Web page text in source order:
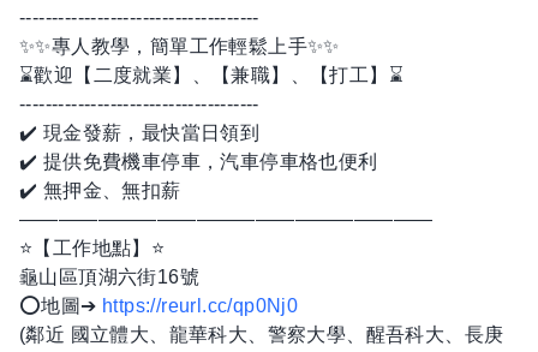
-------------------------------------
✨✨專人教學，簡單工作輕鬆上手✨✨
⌛歡迎【二度就業】、【兼職】、【打工】⌛
-------------------------------------
✔️ 現金發薪，最快當日領到
✔️ 提供免費機車停車，汽車停車格也便利
✔️ 無押金、無扣薪
—————————————————————
⭐️【工作地點】⭐️
龜山區頂湖六街16號
⭕地圖➔ https://reurl.cc/qp0Nj0
(鄰近 國立體大、龍華科大、警察大學、醒吾科大、長庚